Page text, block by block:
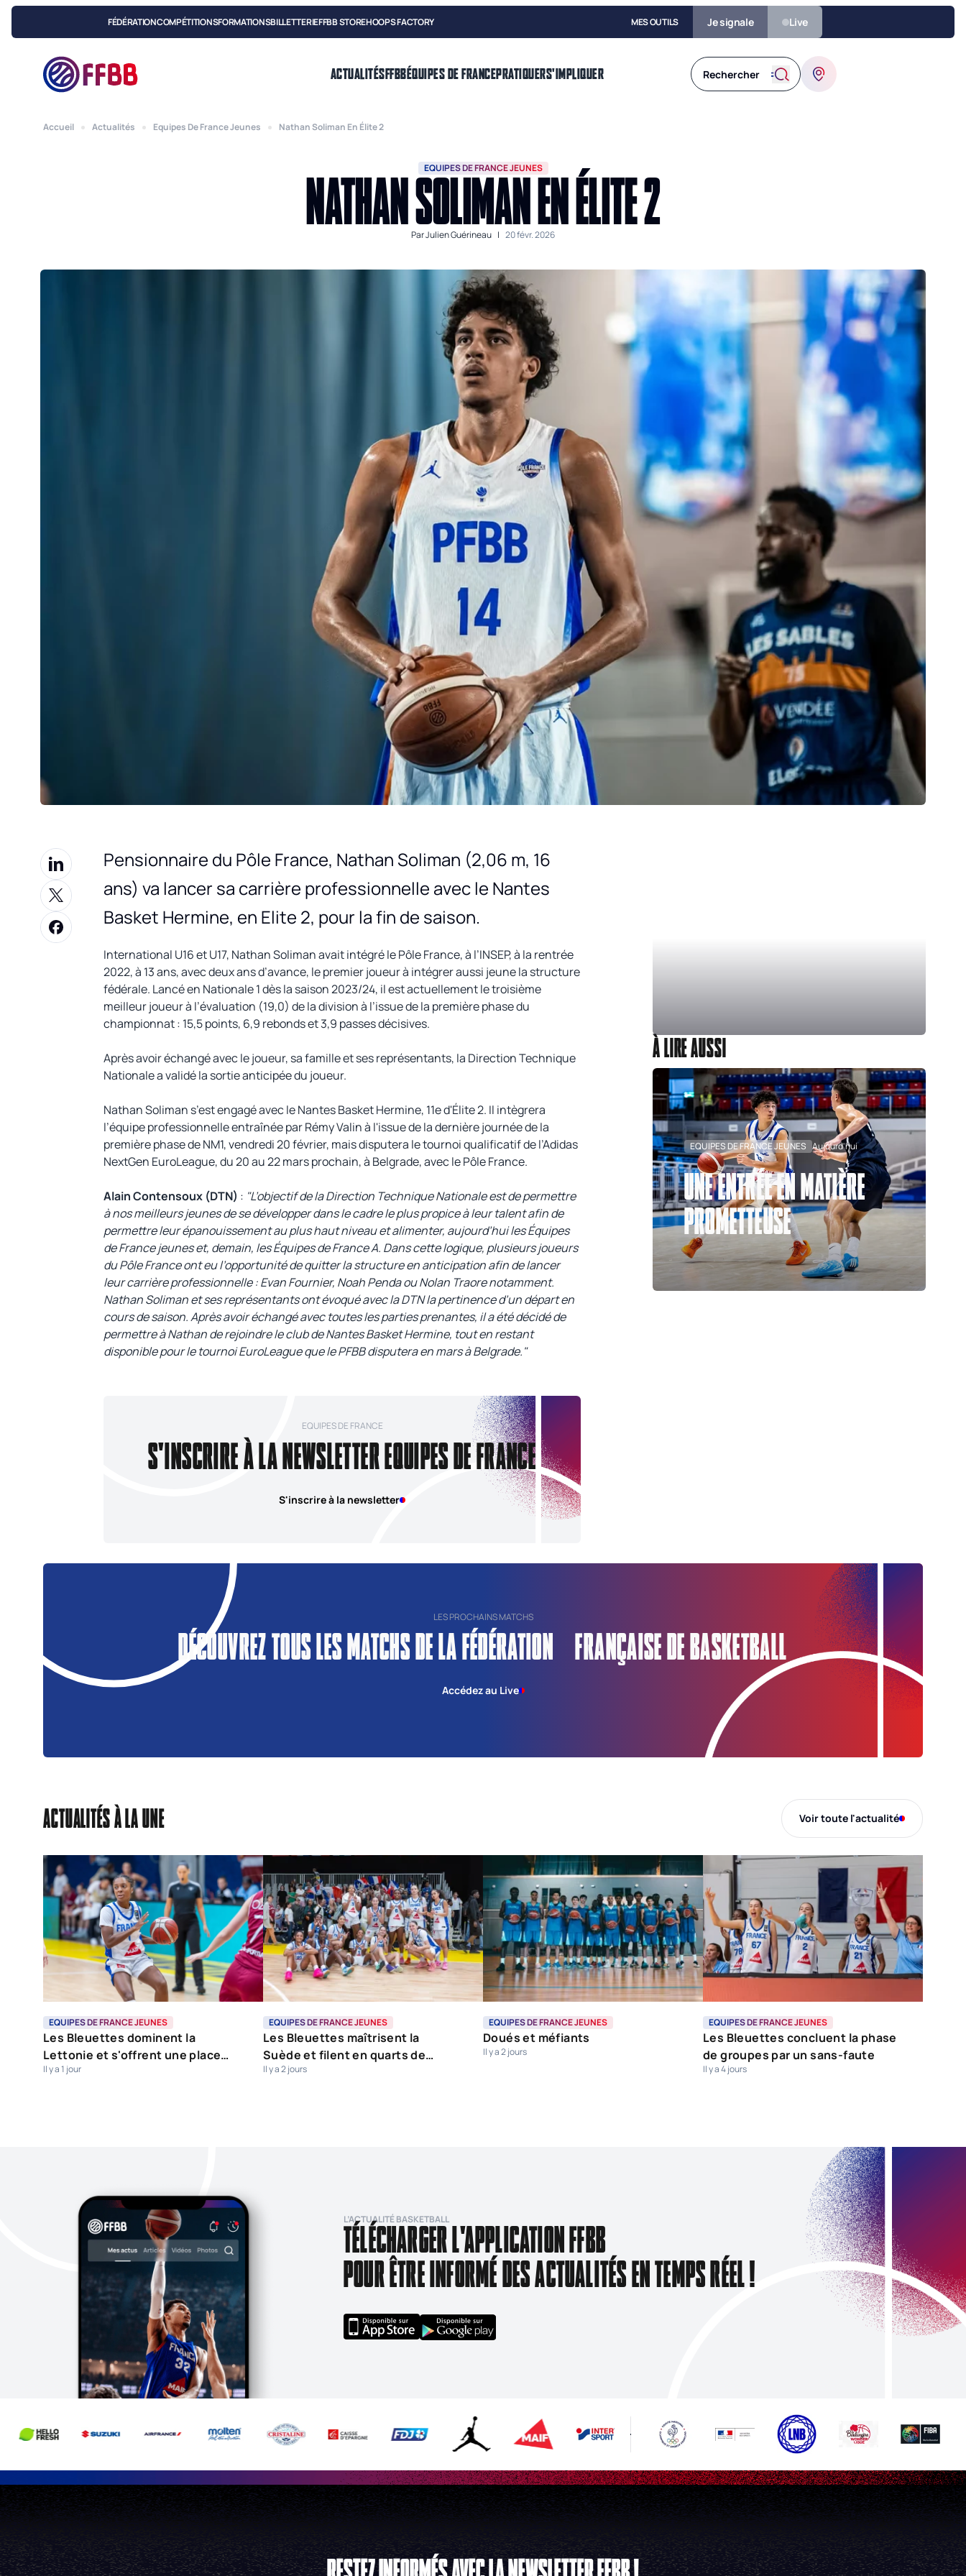
FÉDÉRATIONCOMPÉTITIONSFORMATIONSBILLETTERIEFFBB STOREHOOPS FACTORY MES OUTILS Je signale Live
ACTUALITÉSFFBBÉQUIPES DE FRANCEPRATIQUERS'IMPLIQUER
Accueil Actualités Equipes De France Jeunes Nathan Soliman En Élite 2
EQUIPES DE FRANCE JEUNES
NATHAN SOLIMAN EN ÉLITE 2
ParJulien Guérineau | 20 févr. 2026
Pensionnaire du Pôle France, Nathan Soliman (2,06 m, 16
ans) va lancer sa carrière professionnelle avec le Nantes
Basket Hermine, en Elite 2, pour la fin de saison.
International U16 et U17, Nathan Soliman avait intégré le Pôle France, à l’INSEP, à la rentrée
2022, à 13 ans, avec deux ans d’avance, le premier joueur à intégrer aussi jeune la structure
fédérale. Lancé en Nationale 1 dès la saison 2023/24, il est actuellement le troisième
meilleur joueur à l’évaluation (19,0) de la division à l’issue de la première phase du
championnat : 15,5 points, 6,9 rebonds et 3,9 passes décisives.
Après avoir échangé avec le joueur, sa famille et ses représentants, la Direction Technique
Nationale a validé la sortie anticipée du joueur.
Nathan Soliman s’est engagé avec le Nantes Basket Hermine, 11e d'Élite 2. Il intègrera
l’équipe professionnelle entraînée par Rémy Valin à l'issue de la dernière journée de la
première phase de NM1, vendredi 20 février, mais disputera le tournoi qualificatif de l’Adidas
NextGen EuroLeague, du 20 au 22 mars prochain, à Belgrade, avec le Pôle France.
Alain Contensoux (DTN) : "L’objectif de la Direction Technique Nationale est de permettre
à nos meilleurs jeunes de se développer dans le cadre le plus propice à leur talent afin de
permettre leur épanouissement au plus haut niveau et alimenter, aujourd’hui les Équipes
de France jeunes et, demain, les Équipes de France A. Dans cette logique, plusieurs joueurs
du Pôle France ont eu l’opportunité de quitter la structure en anticipation afin de lancer
leur carrière professionnelle : Evan Fournier, Noah Penda ou Nolan Traore notamment.
Nathan Soliman et ses représentants ont évoqué avec la DTN la pertinence d’un départ en
cours de saison. Après avoir échangé avec toutes les parties prenantes, il a été décidé de
permettre à Nathan de rejoindre le club de Nantes Basket Hermine, tout en restant
disponible pour le tournoi EuroLeague que le PFBB disputera en mars à Belgrade."
EQUIPES DE FRANCE
S'INSCRIRE À LA NEWSLETTER EQUIPES DE FRANCE
S'inscrire à la newsletter
À LIRE AUSSI
EQUIPES DE FRANCE JEUNES Aujourd'hui
UNE ENTRÉE EN MATIÈRE
PROMETTEUSE
LES PROCHAINS MATCHS
DÉCOUVREZ TOUS LES MATCHS DE LA FÉDÉRATION FRANÇAISE DE BASKETBALL
Accédez au Live
ACTUALITÉS À LA UNE Voir toute l'actualité
EQUIPES DE FRANCE JEUNES
Les Bleuettes dominent la
Lettonie et s'offrent une place
dans le dernier carré
Il y a 1 jour
EQUIPES DE FRANCE JEUNES
Les Bleuettes maîtrisent la
Suède et filent en quarts de
finale
Il y a 2 jours
EQUIPES DE FRANCE JEUNES
Doués et méfiants
Il y a 2 jours
EQUIPES DE FRANCE JEUNES
Les Bleuettes concluent la phase
de groupes par un sans-faute
Il y a 4 jours
L’ACTUALITÉ BASKETBALL
TÉLÉCHARGER L'APPLICATION FFBB
POUR ÊTRE INFORMÉ DES ACTUALITÉS EN TEMPS RÉEL !